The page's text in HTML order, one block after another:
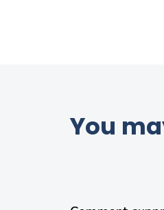
You